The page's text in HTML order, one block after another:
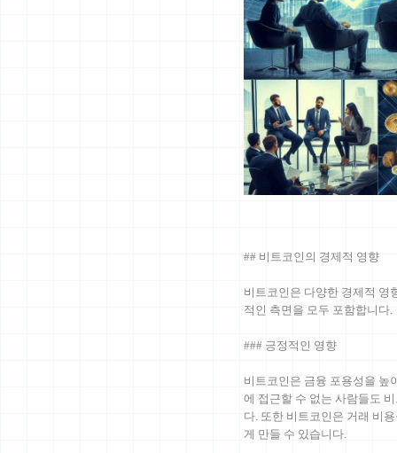
## 비트코인의 경제적 영향
비트코인은 다양한 경제적 영
적인 측면을 모두 포함합니다.
### 긍정적인 영향
비트코인은 금융 포용성을 높
에 접근할 수 없는 사람들도
다. 또한 비트코인은 거래 비
게 만들 수 있습니다.